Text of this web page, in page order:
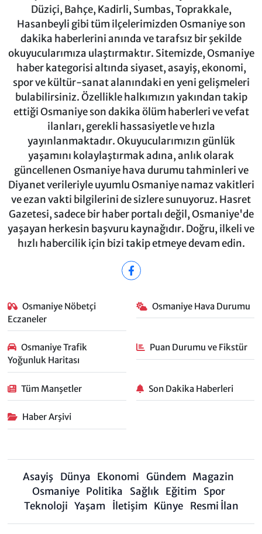
Düziçi, Bahçe, Kadirli, Sumbas, Toprakkale,
Hasanbeyli gibi tüm ilçelerimizden Osmaniye son
dakika haberlerini anında ve tarafsız bir şekilde
okuyucularımıza ulaştırmaktır. Sitemizde, Osmaniye
haber kategorisi altında siyaset, asayiş, ekonomi,
spor ve kültür-sanat alanındaki en yeni gelişmeleri
bulabilirsiniz. Özellikle halkımızın yakından takip
ettiği Osmaniye son dakika ölüm haberleri ve vefat
ilanları, gerekli hassasiyetle ve hızla
yayınlanmaktadır. Okuyucularımızın günlük
yaşamını kolaylaştırmak adına, anlık olarak
güncellenen Osmaniye hava durumu tahminleri ve
Diyanet verileriyle uyumlu Osmaniye namaz vakitleri
ve ezan vakti bilgilerini de sizlere sunuyoruz. Hasret
Gazetesi, sadece bir haber portalı değil, Osmaniye'de
yaşayan herkesin başvuru kaynağıdır. Doğru, ilkeli ve
hızlı habercilik için bizi takip etmeye devam edin.
Osmaniye Nöbetçi
Eczaneler
Osmaniye Hava Durumu
Osmaniye Trafik
Yoğunluk Haritası
Puan Durumu ve Fikstür
Tüm Manşetler Son Dakika Haberleri
Haber Arşivi
Asayiş Dünya Ekonomi Gündem Magazin
Osmaniye Politika Sağlık Eğitim
Spor
Teknoloji Yaşam İletişim Künye Resmi İlan